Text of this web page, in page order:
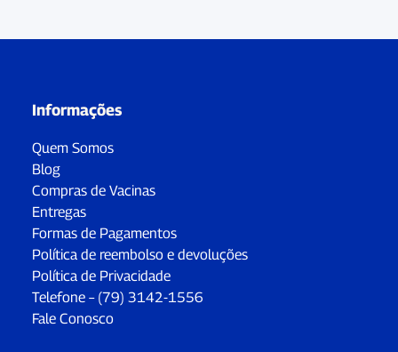
Informações
Quem Somos
Blog
Compras de Vacinas
Entregas
Formas de Pagamentos
Política de reembolso e devoluções
Política de Privacidade
Telefone – (79) 3142-1556
Fale Conosco